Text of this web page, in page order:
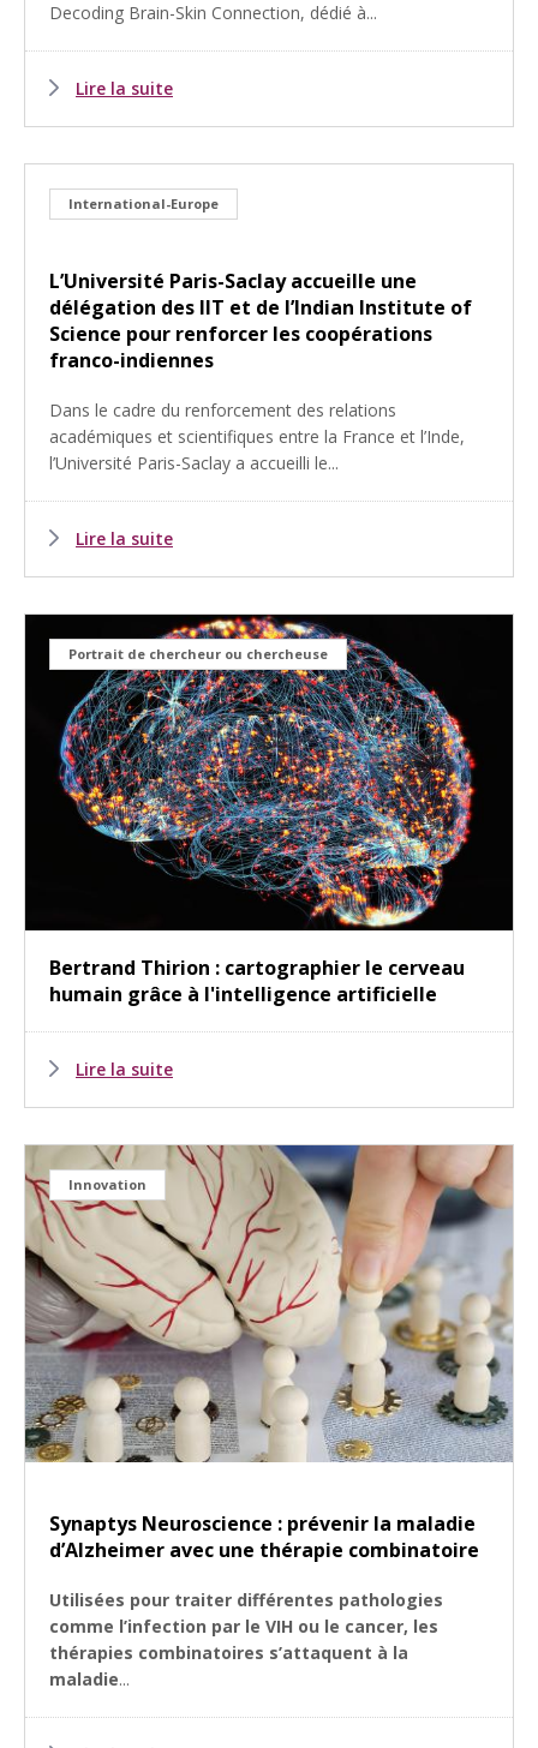
Decoding Brain-Skin Connection, dédié à...
Lire la suite
International-Europe
L’Université Paris-Saclay accueille une
délégation des IIT et de l’Indian Institute of
Science pour renforcer les coopérations
franco-indiennes
Dans le cadre du renforcement des relations
académiques et scientifiques entre la France et l’Inde,
l’Université Paris-Saclay a accueilli le...
Lire la suite
Portrait de chercheur ou chercheuse
Bertrand Thirion : cartographier le cerveau
humain grâce à l'intelligence artificielle
Lire la suite
Innovation
Synaptys Neuroscience : prévenir la maladie
d’Alzheimer avec une thérapie combinatoire
Utilisées pour traiter différentes pathologies
comme l’infection par le VIH ou le cancer, les
thérapies combinatoires s’attaquent à la
maladie...